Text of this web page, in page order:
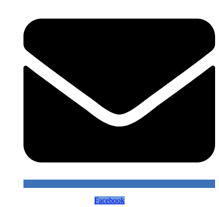
Facebook